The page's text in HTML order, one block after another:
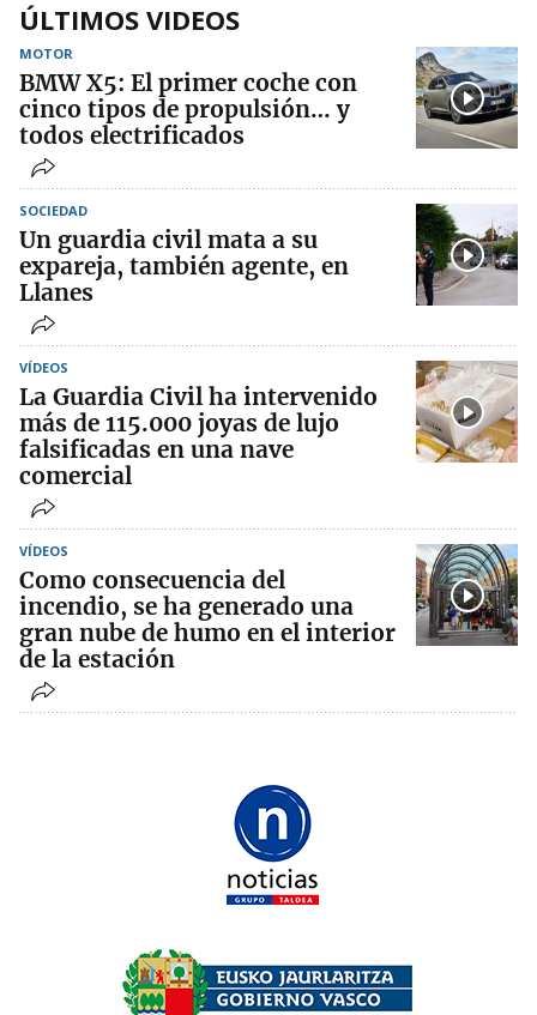
ÚLTIMOS VIDEOS
MOTOR
BMW X5: El primer coche con
cinco tipos de propulsión… y
todos electrificados
SOCIEDAD
Un guardia civil mata a su
expareja, también agente, en
Llanes
VÍDEOS
La Guardia Civil ha intervenido
más de 115.000 joyas de lujo
falsificadas en una nave
comercial
VÍDEOS
Como consecuencia del
incendio, se ha generado una
gran nube de humo en el interior
de la estación